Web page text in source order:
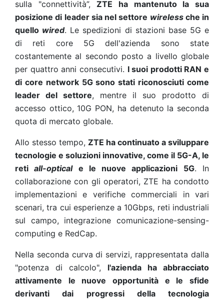
sulla "connettività”,ZTE ha mantenuto la sua
posizione di leader sia nel settore wirelessche in
quello wired. Le spedizioni di stazioni base 5G e
di reti core 5G dell'azienda sono state
costantemente al secondo posto a livello globale
per quattro anni consecutivi. I suoi prodotti RAN e
di core network 5G sono stati riconosciuti come
leader del settore, mentre il suo prodotto di
accesso ottico, 10G PON, ha detenuto la seconda
quota di mercato globale.
Allo stesso tempo, ZTE ha continuato a sviluppare
tecnologie e soluzioni innovative, come il 5G-A, le
retiall-opticale le nuove applicazioni 5G. In
collaborazione con gli operatori, ZTE ha condotto
implementazioni e verifiche commerciali in vari
scenari, tra cui esperienze a 10Gbps, reti industriali
sul campo, integrazione comunicazione-sensing-
computing e RedCap.
Nella seconda curva di servizi, rappresentata dalla
"potenza di calcolo", l'azienda ha abbracciato
attivamente le nuove opportunità e le sfide
derivanti dai progressi della tecnologia